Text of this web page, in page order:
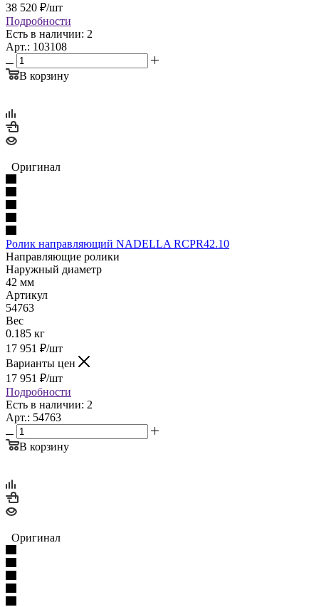
38 520 ₽/шт
Подробности
Есть в наличии: 2
Арт.: 103108
В корзину
Оригинал
Ролик направляющий NADELLA RCPR42.10
Направляющие ролики
Наружный диаметр
42 мм
Артикул
54763
Вес
0.185 кг
17 951 ₽/шт
Варианты цен
17 951 ₽/шт
Подробности
Есть в наличии: 2
Арт.: 54763
В корзину
Оригинал